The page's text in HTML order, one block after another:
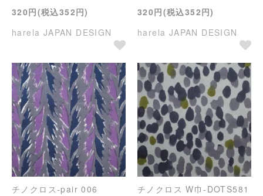
320円(税込352円)
harela JAPAN DESIGN
320円(税込352円)
harela JAPAN DESIGN
チノクロス-pair 006
チノクロス W巾-DOTS581